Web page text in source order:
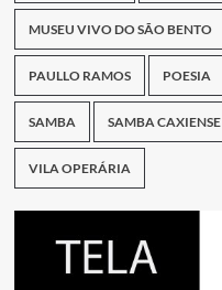
MUSEU VIVO DO SÃO BENTO
PAULLO RAMOS POESIA
SAMBA SAMBA CAXIENSE
VILA OPERÁRIA